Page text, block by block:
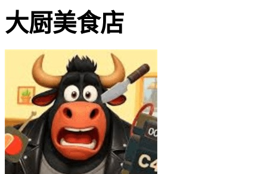
大厨美食店